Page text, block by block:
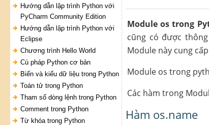
Hướng dẫn lập trình Python với
PyCharm Community Edition
Hướng dẫn lập trình Python với
Eclipse
Chương trình Hello World
Cú pháp Python cơ bản
Biến và kiểu dữ liệu trong Python
Toán tử trong Python
Tham số dòng lệnh trong Python
Comment trong Python
Từ khóa trong Python
Module os trong
cũng có được
Module này cung
Module os trong
Các hàm trong
Hàm os.name